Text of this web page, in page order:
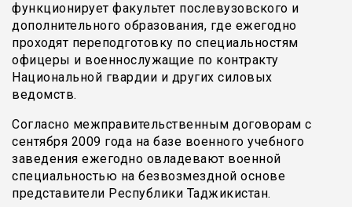
функционирует факультет послевузовского и
дополнительного образования, где ежегодно
проходят переподготовку по специальностям
офицеры и военнослужащие по контракту
Национальной гвардии и других силовых
ведомств.
Согласно межправительственным договорам с
сентября 2009 года на базе военного учебного
заведения ежегодно овладевают военной
специальностью на безвозмездной основе
представители Республики Таджикистан.